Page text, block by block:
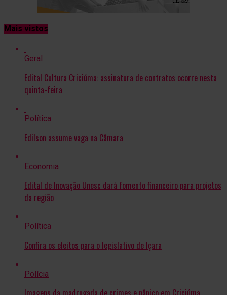
Mais vistos
Geral
Edital Cultura Criciúma: assinatura de contratos ocorre nesta
quinta-feira
Política
Edilson assume vaga na Câmara
Economia
Edital de Inovação Unesc dará fomento financeiro para projetos
da região
Política
Confira os eleitos para o legislativo de Içara
Polícia